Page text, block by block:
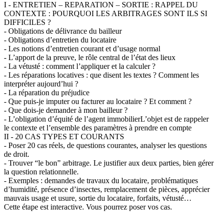
I - ENTRETIEN – REPARATION – SORTIE : RAPPEL DU
CONTEXTE : POURQUOI LES ARBITRAGES SONT ILS SI
DIFFICILES ?
- Obligations de délivrance du bailleur
- Obligations d’entretien du locataire
- Les notions d’entretien courant et d’usage normal
- L’apport de la preuve, le rôle central de l’état des lieux
- La vétusté : comment l’appliquer et la calculer ?
- Les réparations locatives : que disent les textes ? Comment les
interpréter aujourd’hui ?
- La réparation du préjudice
- Que puis-je imputer ou facturer au locataire ? Et comment ?
- Que dois-je demander à mon bailleur ?
- L’obligation d’équité de l’agent immobilierL’objet est de rappeler
le contexte et l’ensemble des paramètres à prendre en compte
II - 20 CAS TYPES ET COURANTS
- Poser 20 cas réels, de questions courantes, analyser les questions
de droit.
- Trouver “le bon” arbitrage. Le justifier aux deux parties, bien gérer
la question relationnelle.
- Exemples : demandes de travaux du locataire, problématiques
d’humidité, présence d’insectes, remplacement de pièces, apprécier
mauvais usage et usure, sortie du locataire, forfaits, vétusté…
Cette étape est interactive. Vous pourrez poser vos cas.